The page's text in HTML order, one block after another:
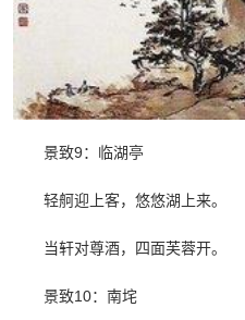
景致9：临湖亭
轻舸迎上客，悠悠湖上来。
当轩对尊酒，四面芙蓉开。
景致10：南垞